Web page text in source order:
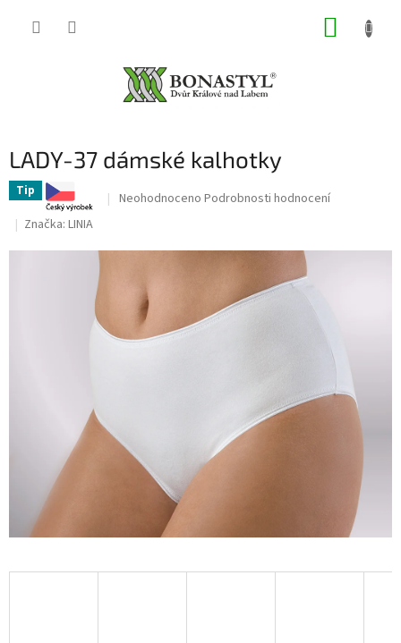
LADY-37 dámské kalhotky
Tip
Průměrné
je
hvězdiček.
Neohodnoceno Podrobnosti hodnocení
Značka: LINIA